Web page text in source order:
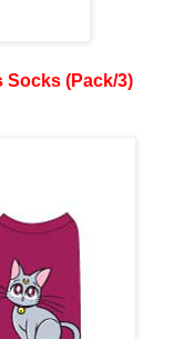
Socks (Pack/3)